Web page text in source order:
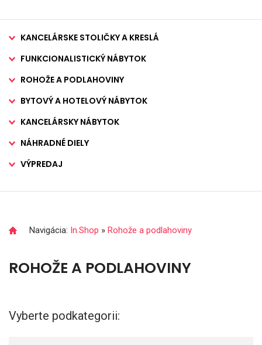
KANCELÁRSKE STOLIČKY A KRESLÁ
FUNKCIONALISTICKÝ NÁBYTOK
ROHOŽE A PODLAHOVINY
BYTOVÝ A HOTELOVÝ NÁBYTOK
KANCELÁRSKY NÁBYTOK
NÁHRADNÉ DIELY
VÝPREDAJ
Navigácia: In.Shop » Rohože a podlahoviny
ROHOŽE A PODLAHOVINY
Vyberte podkategorii: